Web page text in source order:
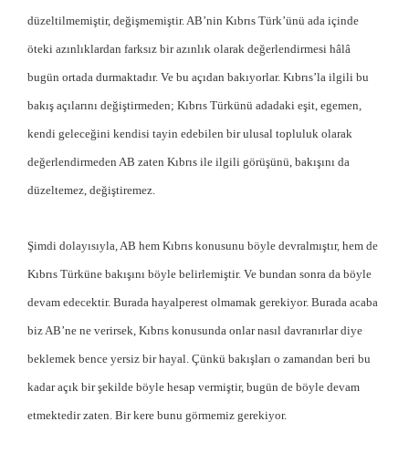
düzeltilmemiştir, değişmemiştir. AB’nin Kıbrıs Türk’ünü ada içinde
öteki azınlıklardan farksız bir azınlık olarak değerlendirmesi hâlâ
bugün ortada durmaktadır. Ve bu açıdan bakıyorlar. Kıbrıs’la ilgili bu
bakış açılarını değiştirmeden; Kıbrıs Türkünü adadaki eşit, egemen,
kendi geleceğini kendisi tayin edebilen bir ulusal topluluk olarak
değerlendirmeden AB zaten Kıbrıs ile ilgili görüşünü, bakışını da
düzeltemez, değiştiremez.
Şimdi dolayısıyla, AB hem Kıbrıs konusunu böyle devralmıştır, hem de
Kıbrıs Türküne bakışını böyle belirlemiştir. Ve bundan sonra da böyle
devam edecektir. Burada hayalperest olmamak gerekiyor. Burada acaba
biz AB’ne ne verirsek, Kıbrıs konusunda onlar nasıl davranırlar diye
beklemek bence yersiz bir hayal. Çünkü bakışları o zamandan beri bu
kadar açık bir şekilde böyle hesap vermiştir, bugün de böyle devam
etmektedir zaten. Bir kere bunu görmemiz gerekiyor.